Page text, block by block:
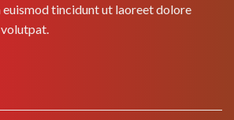
euismod tincidunt ut laoreet dolore